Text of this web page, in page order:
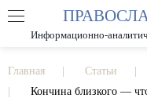
Информационно-
Главная Статьи
Кончина близкого —